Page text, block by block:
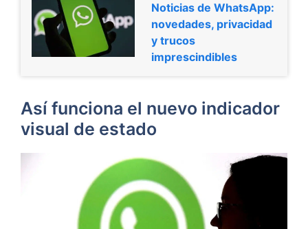
Noticias de WhatsApp:
novedades, privacidad
y trucos
imprescindibles
Así funciona el nuevo indicador
visual de estado